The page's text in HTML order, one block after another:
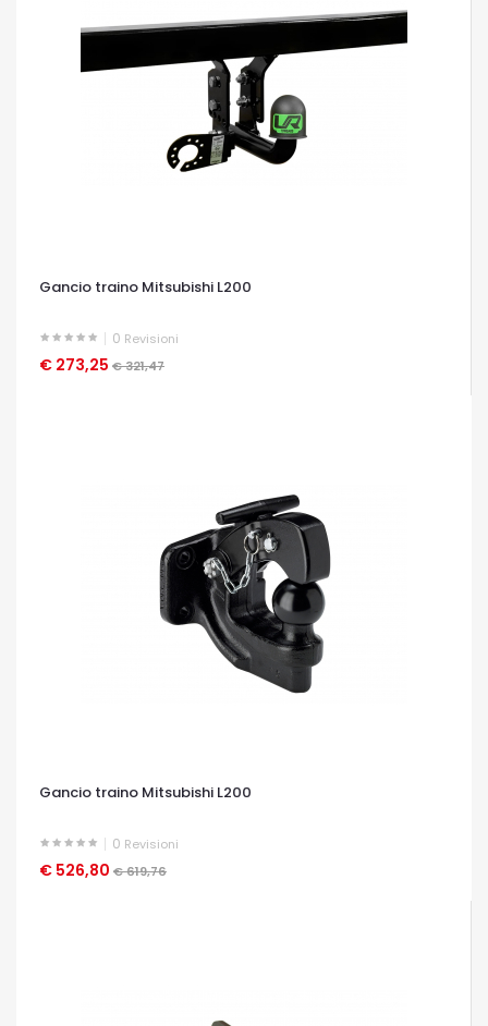
Gancio traino Mitsubishi L200
0 Revisioni
€ 273,25 € 321,47
OCCHIATA VELOCE
Gancio traino Mitsubishi L200
0 Revisioni
€ 526,80 € 619,76
OCCHIATA VELOCE